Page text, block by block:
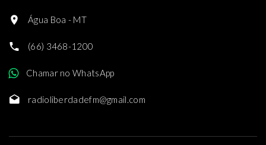
Água Boa - MT
(66) 3468-1200
Chamar no WhatsApp
radioliberdadefm@gmail.com